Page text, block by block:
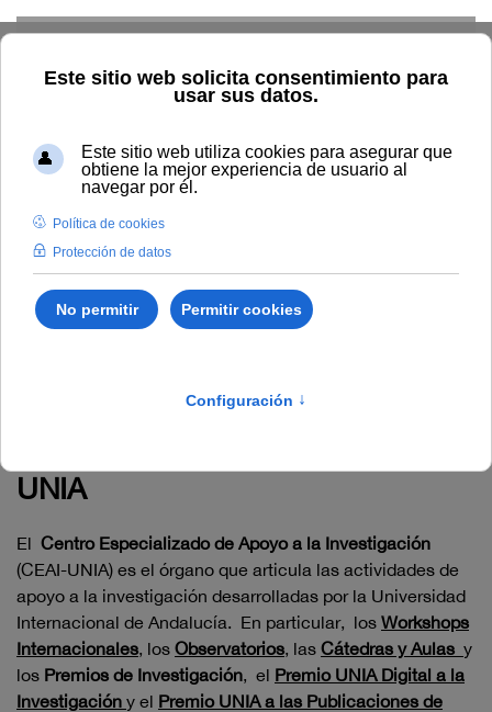
Inicio Investigación El CEAI-UNIA
CEAI-UNIA
la Investigación de la Universidad
UNIA
El Centro Especializado de Apoyo a la Investigación
(CEAI-UNIA) es el órgano que articula las actividades de
apoyo a la investigación desarrolladas por la Universidad
Internacional de Andalucía. En particular, los Workshops
Internacionales, los Observatorios, las Cátedras y Aulas y
los Premios de Investigación, el Premio UNIA Digital a la
Investigación y el Premio UNIA a las Publicaciones de